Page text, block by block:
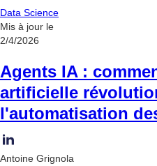
Data Science
Mis à jour le
2/4/2026
Agents IA :
artificielle
l'automatisation
Antoine Grignola